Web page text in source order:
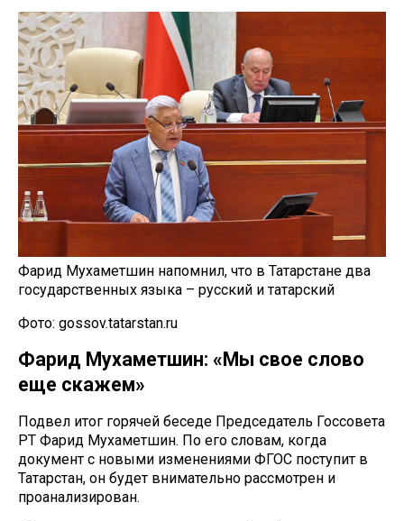
Фарид Мухаметшин напомнил, что в Татарстане два
государственных языка – русский и татарский
Фото: gossov.tatarstan.ru
Фарид Мухаметшин: «Мы свое слово
еще скажем»
Подвел итог горячей беседе Председатель Госсовета
РТ Фарид Мухаметшин. По его словам, когда
документ с новыми изменениями ФГОС поступит в
Татарстан, он будет внимательно рассмотрен и
проанализирован.